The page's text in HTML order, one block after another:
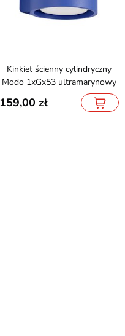
Kinkiet ścienny cylindryczny
Modo 1xGx53 ultramarynowy
159,00